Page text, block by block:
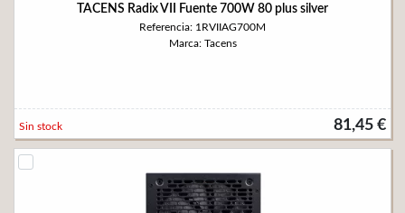
TACENS Radix VII Fuente 700W 80 plus silver
Referencia: 1RVIIAG700M
Marca: Tacens
81,45 €
Sin stock